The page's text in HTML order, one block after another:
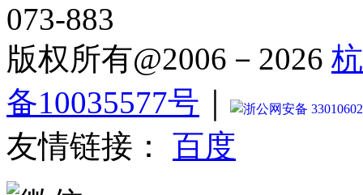
073-883
版权所有@2006－2026
备10035577号 ｜ 浙公网安备
友情链接： 百度